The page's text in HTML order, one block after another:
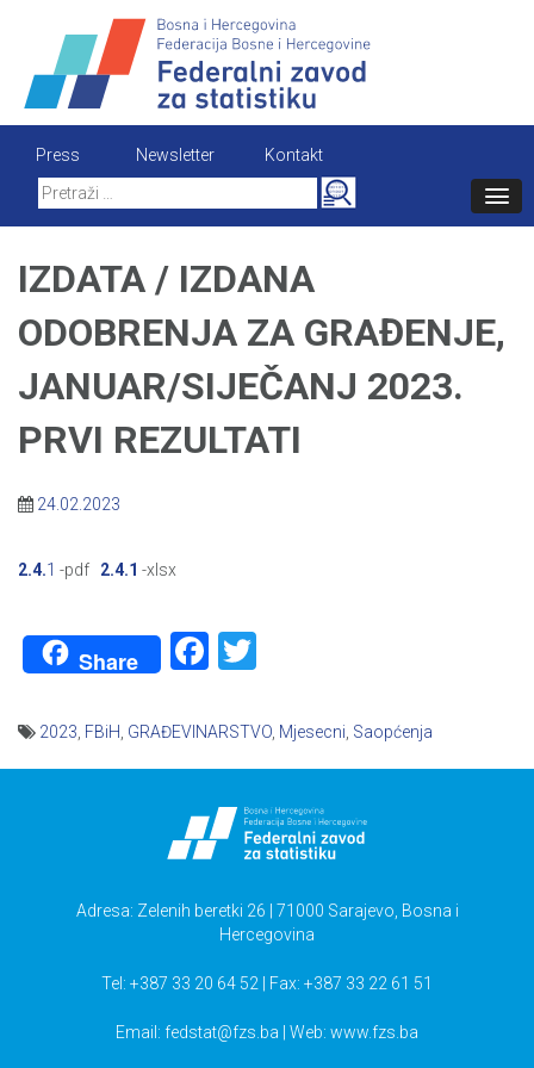
content
Press Newsletter
Kontakt
Search
for:
IZDATA / IZDANA
ODOBRENJA ZA GRAĐENJE,
JANUAR/SIJEČANJ 2023.
PRVI REZULTATI
24.02.2023
2.4.1 -pdf 2.4.1 -xlsx
Share Facebook
2023 FBiH GRAĐEVINARSTVO Mjesecni Saopćenja
Adresa: Zelenih beretki 26 | 71000 Sarajevo, Bosna i
Hercegovina
Tel: +387 33 20 64 52 | Fax: +387 33 22 61 51
Email: fedstat@fzs.ba | Web: www.fzs.ba